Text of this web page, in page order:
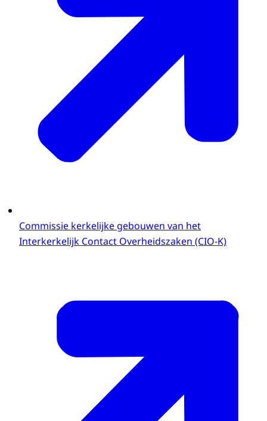
Commissie kerkelijke gebouwen van het
Interkerkelijk Contact Overheidszaken (CIO-K)